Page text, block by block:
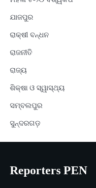
ଯାଜପୁର
ରାକ୍ଷୀ ବନ୍ଧନ
ରାଜନୀତି
ରାଜ୍ୟ
ଶିକ୍ଷା ଓ ସ୍ୱାସ୍ଥ୍ୟ
ସମ୍ବଲପୁର
ସୁନ୍ଦରଗଡ଼
Reporters PEN